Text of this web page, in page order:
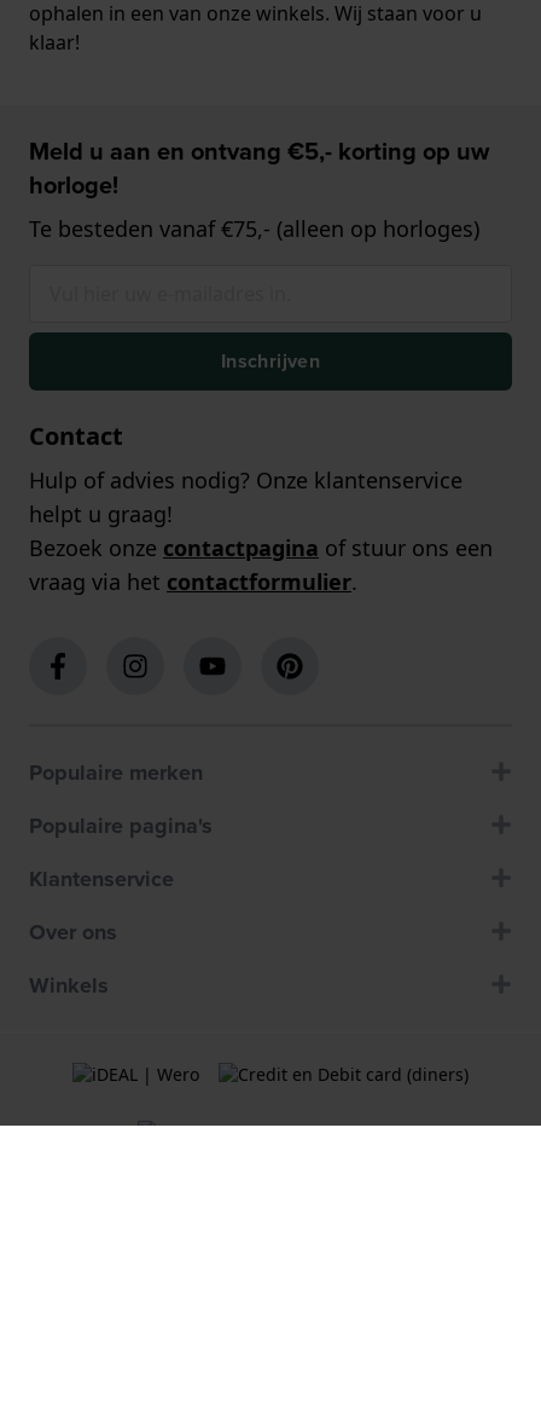
ophalen in een van onze winkels. Wij staan voor u
klaar!
Meld u aan en ontvang €5,- korting op uw
horloge!
Te besteden vanaf €75,- (alleen op horloges)
Inschrijven
Contact
Hulp of advies nodig? Onze klantenservice
helpt u graag!
Bezoek onze contactpagina of stuur ons een
vraag via het contactformulier.
Populaire merken
Populaire pagina's
Klantenservice
Over ons
Winkels